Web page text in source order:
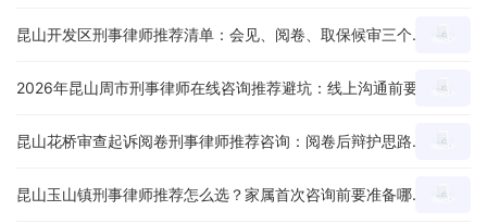
昆山开发区刑事律师推荐清单：会见、阅卷、取保候审三个环节怎么判断服务能力？
昆山花桥审查起诉阅卷刑事律师推荐咨询：阅卷后辩护思路、证据疑点和量刑意见怎么沟通？
昆山玉山镇刑事律师推荐怎么选？家属首次咨询前要准备哪些材料和问题？